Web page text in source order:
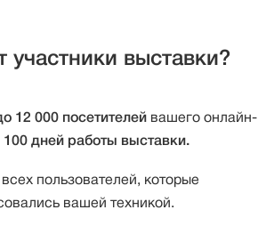
участники выставки?
12 000 посетителей вашего онлайн-
100 дней работы выставки.
пользователей, которые
вашей техникой.